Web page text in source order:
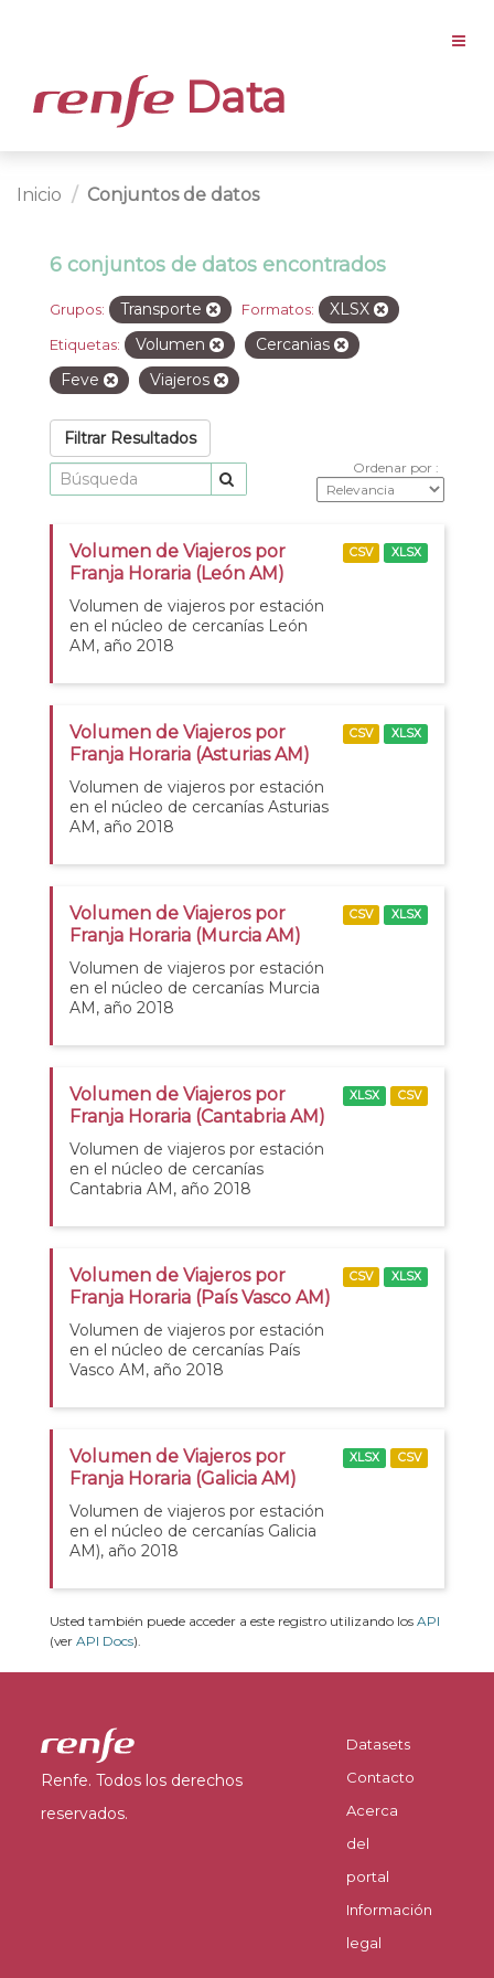
Data
Inicio Conjuntos de datos
6 conjuntos de datos encontrados
Grupos: Transporte Formatos: XLSX
Etiquetas: Volumen
Cercanias
Feve
Viajeros
Filtrar Resultados
Ordenar por
Volumen de Viajeros por
Franja Horaria (León AM)
Volumen de viajeros por estación
en el núcleo de cercanías León
AM, año 2018
CSV XLSX
Volumen de Viajeros por
Franja Horaria (Asturias AM)
Volumen de viajeros por estación
en el núcleo de cercanías Asturias
AM, año 2018
CSV XLSX
Volumen de Viajeros por
Franja Horaria (Murcia AM)
Volumen de viajeros por estación
en el núcleo de cercanías Murcia
AM, año 2018
CSV XLSX
Volumen de Viajeros por
Franja Horaria (Cantabria AM)
Volumen de viajeros por estación
en el núcleo de cercanías
Cantabria AM, año 2018
XLSX CSV
Volumen de Viajeros por
Franja Horaria (País Vasco AM)
Volumen de viajeros por estación
en el núcleo de cercanías País
Vasco AM, año 2018
CSV XLSX
Volumen de Viajeros por
Franja Horaria (Galicia AM)
Volumen de viajeros por estación
en el núcleo de cercanías Galicia
AM), año 2018
XLSX CSV
Usted también puede acceder a este registro utilizando los API
(ver API Docs).
Renfe. Todos los derechos
reservados.
Datasets
Contacto
Acerca
del
portal
Información
legal